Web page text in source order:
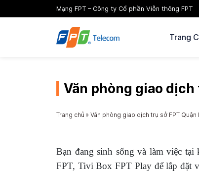
Mạng FPT – Công ty Cổ phần Viễn thông FPT
Trang
Văn phòng giao dịch
Trang chủ » Văn phòng giao dịch trụ sở FPT Quận
Bạn đang sinh sống và làm việc
FPT, Tivi Box FPT Play để lắp đặt